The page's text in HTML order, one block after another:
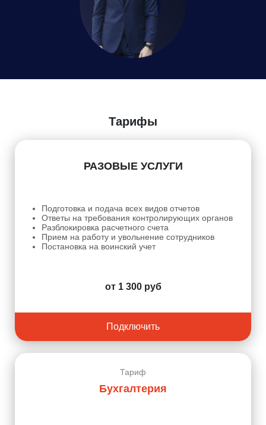
Тарифы
РАЗОВЫЕ УСЛУГИ
Подготовка и подача всех видов отчетов
Ответы на требования контролирующих органов
Разблокировка расчетного счета
Прием на работу и увольнение сотрудников
Постановка на воинский учет
от 1 300 руб
Подключить
Тариф
Бухгалтерия
Согласие на обработку персональных данных